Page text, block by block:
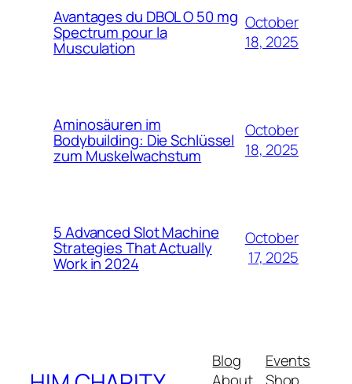
Avantages du DBOL O 50 mg
Spectrum pour la
Musculation
October
18, 2025
Aminosäuren im
Bodybuilding: Die Schlüssel
zum Muskelwachstum
October
18, 2025
5 Advanced Slot Machine
Strategies That Actually
Work in 2024
October
17, 2025
Blog
Events